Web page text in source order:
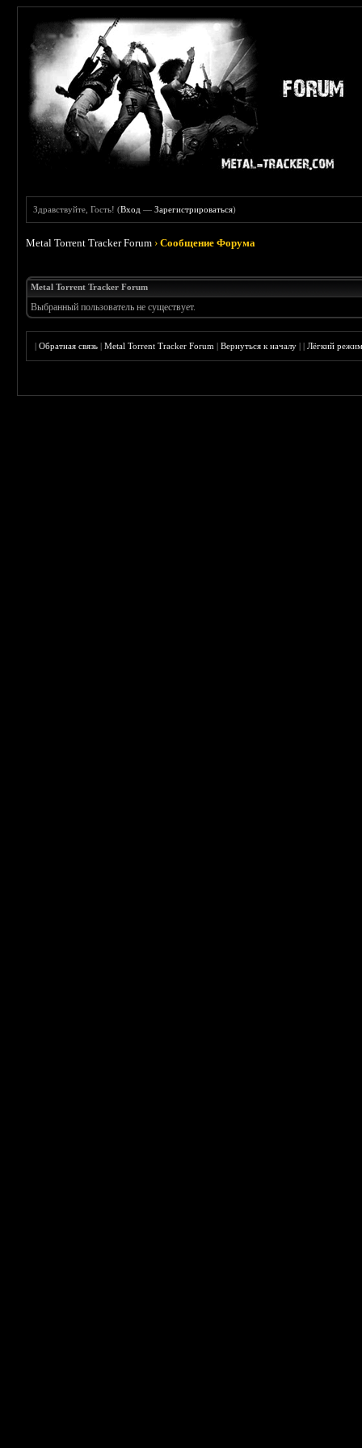
Здравствуйте, Гость! (Вход —Зарегистрироваться)
Metal Torrent Tracker Forum ›Сообщение Форума
Metal Torrent Tracker Forum
Выбранный пользователь не существует.
|Обратная связь |Metal Torrent Tracker Forum |Вернуться к началу ||Лёгкий